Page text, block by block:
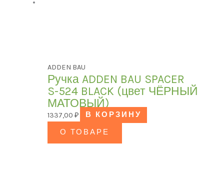
ADDEN BAU
Ручка ADDEN BAU SPACER
S-524 BLACK (цвет ЧЁРНЫЙ
МАТОВЫЙ)
1337,00₽
В КОРЗИНУ
О ТОВАРЕ